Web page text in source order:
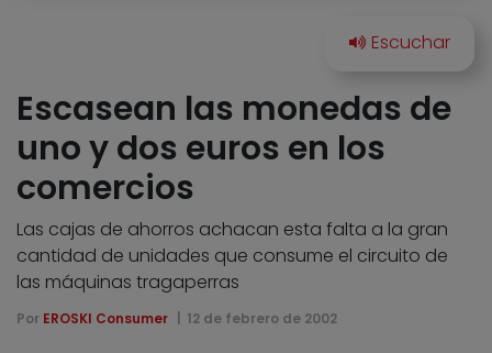
Escasean las monedas de
uno y dos euros en los
comercios
Las cajas de ahorros achacan esta falta a la gran
cantidad de unidades que consume el circuito de
las máquinas tragaperras
Por EROSKI Consumer 12 de febrero de 2002